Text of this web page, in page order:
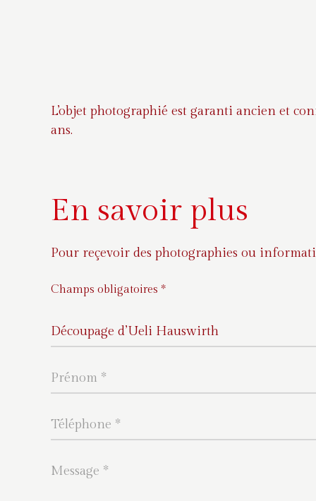
L’objet photographié est garanti ancien et
ans.
En savoir plus
Pour reçevoir des photographies ou
Champs obligatoires *